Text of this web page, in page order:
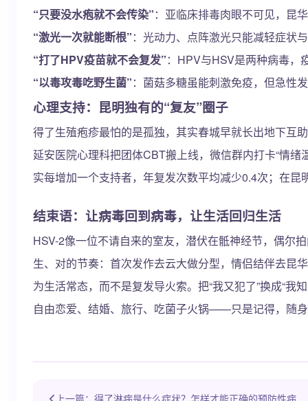
“只要没水疱就不会传染”：亚临床排毒肉眼不可见，昆
“激光一次就能断根”：光动力、点阵激光只能减轻症状
“打了HPV疫苗就不会复发”：HPV与HSV是两种病毒，
“以毒攻毒吃野生菌”：菌菇多糖虽能刺激免疫，但急性
心理支持：昆明独有的“复友”圈子
得了生殖疱疹最怕的是孤独，其实春城早就长出地下互
延安医院心理科把团体CBT搬上线，微信群内打卡“情
实每增加一个支持者，年复发次数平均减少0.4次；在
结束语：让病毒回到病毒，让生活回归生活
HSV-2像一位不请自来的室友，潜伏在骶神经节，偶尔
生、对的节奏：首次发作去云大做分型，情侣结伴去昆
为生活常态，而不是复发导火索。把“我又犯了”换成“
自由恋爱、结婚、旅行、吃菌子火锅——只是记得，随
上一篇：得了淋病是什么症状？怎样才能正确的预防性病